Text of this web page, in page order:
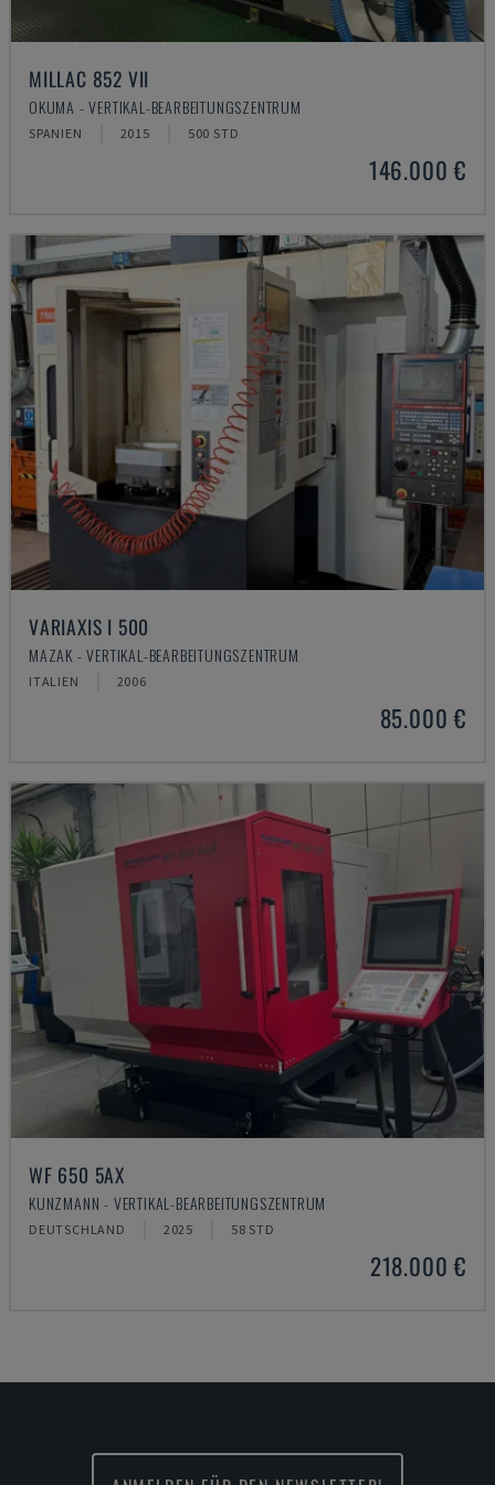
MILLAC 852 VII
OKUMA - VERTIKAL-BEARBEITUNGSZENTRUM
SPANIEN 2015 500 STD
146.000 €
VARIAXIS I 500
MAZAK - VERTIKAL-BEARBEITUNGSZENTRUM
ITALIEN 2006
85.000 €
WF 650 5AX
KUNZMANN - VERTIKAL-BEARBEITUNGSZENTRUM
DEUTSCHLAND 2025 58 STD
218.000 €